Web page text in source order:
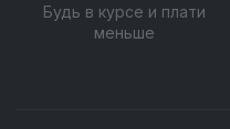
Будь в курсе и плати
меньше